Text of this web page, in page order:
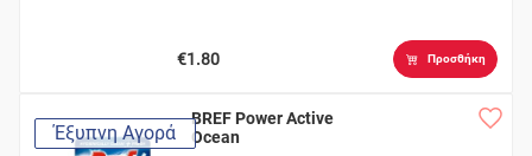
€1.80 Προσθήκη
Έξυπνη Αγορά
BREF Power Active
Ocean